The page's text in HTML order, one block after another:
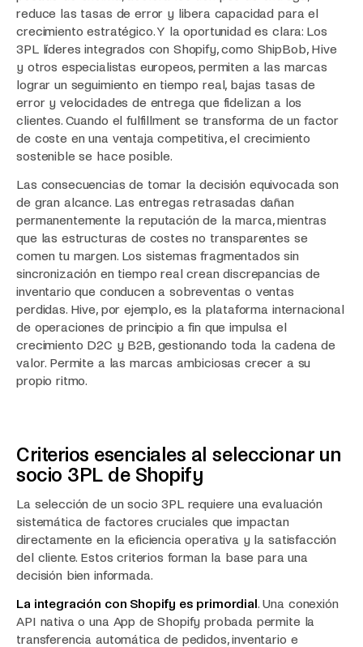
reduce las tasas de error y libera capacidad para el
crecimiento estratégico. Y la oportunidad es clara: Los
3PL líderes integrados con Shopify, como ShipBob, Hive
y otros especialistas europeos, permiten a las marcas
lograr un seguimiento en tiempo real, bajas tasas de
error y velocidades de entrega que fidelizan a los
clientes. Cuando el fulfillment se transforma de un factor
de coste en una ventaja competitiva, el crecimiento
sostenible se hace posible.
Las consecuencias de tomar la decisión equivocada son
de gran alcance. Las entregas retrasadas dañan
permanentemente la reputación de la marca, mientras
que las estructuras de costes no transparentes se
comen tu margen. Los sistemas fragmentados sin
sincronización en tiempo real crean discrepancias de
inventario que conducen a sobreventas o ventas
perdidas. Hive, por ejemplo, es la plataforma internacional
de operaciones de principio a fin que impulsa el
crecimiento D2C y B2B, gestionando toda la cadena de
valor. Permite a las marcas ambiciosas crecer a su
propio ritmo.
Criterios esenciales al seleccionar un
socio 3PL de Shopify
La selección de un socio 3PL requiere una evaluación
sistemática de factores cruciales que impactan
directamente en la eficiencia operativa y la satisfacción
del cliente. Estos criterios forman la base para una
decisión bien informada.
La integración con Shopify es primordial. Una conexión
API nativa o una App de Shopify probada permite la
transferencia automática de pedidos, inventario e